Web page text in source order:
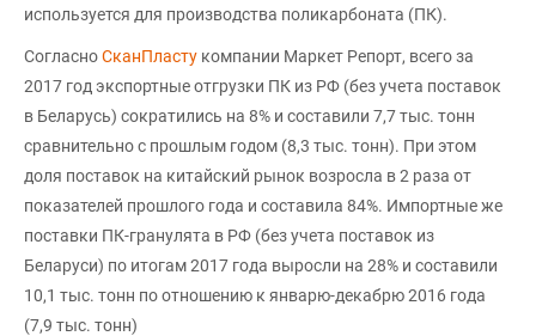
используется для производства поликарбоната (ПК).
СогласноСканПласту компании Маркет Репорт, всего за
2017 год экспортные отгрузки ПК из РФ (без учета поставок
в Беларусь) сократились на 8% и составили 7,7 тыс. тонн
сравнительно с прошлым годом (8,3 тыс. тонн). При этом
доля поставок на китайский рынок возросла в 2 раза от
показателей прошлого года и составила 84%. Импортные же
поставки ПК-гранулята в РФ (без учета поставок из
Беларуси) по итогам 2017 года выросли на 28% и составили
10,1 тыс. тонн по отношению к январю-декабрю 2016 года
(7,9 тыс. тонн)